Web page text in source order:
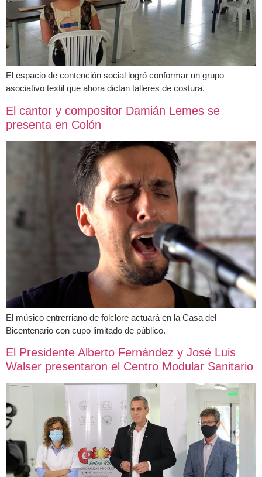
El espacio de contención social logró conformar un grupo
asociativo textil que ahora dictan talleres de costura.
El cantor y compositor Damián Lemes se
presenta en Colón
El músico entrerriano de folclore actuará en la Casa del
Bicentenario con cupo limitado de público.
El Presidente Alberto Fernández y José Luis
Walser presentaron el Centro Modular Sanitario